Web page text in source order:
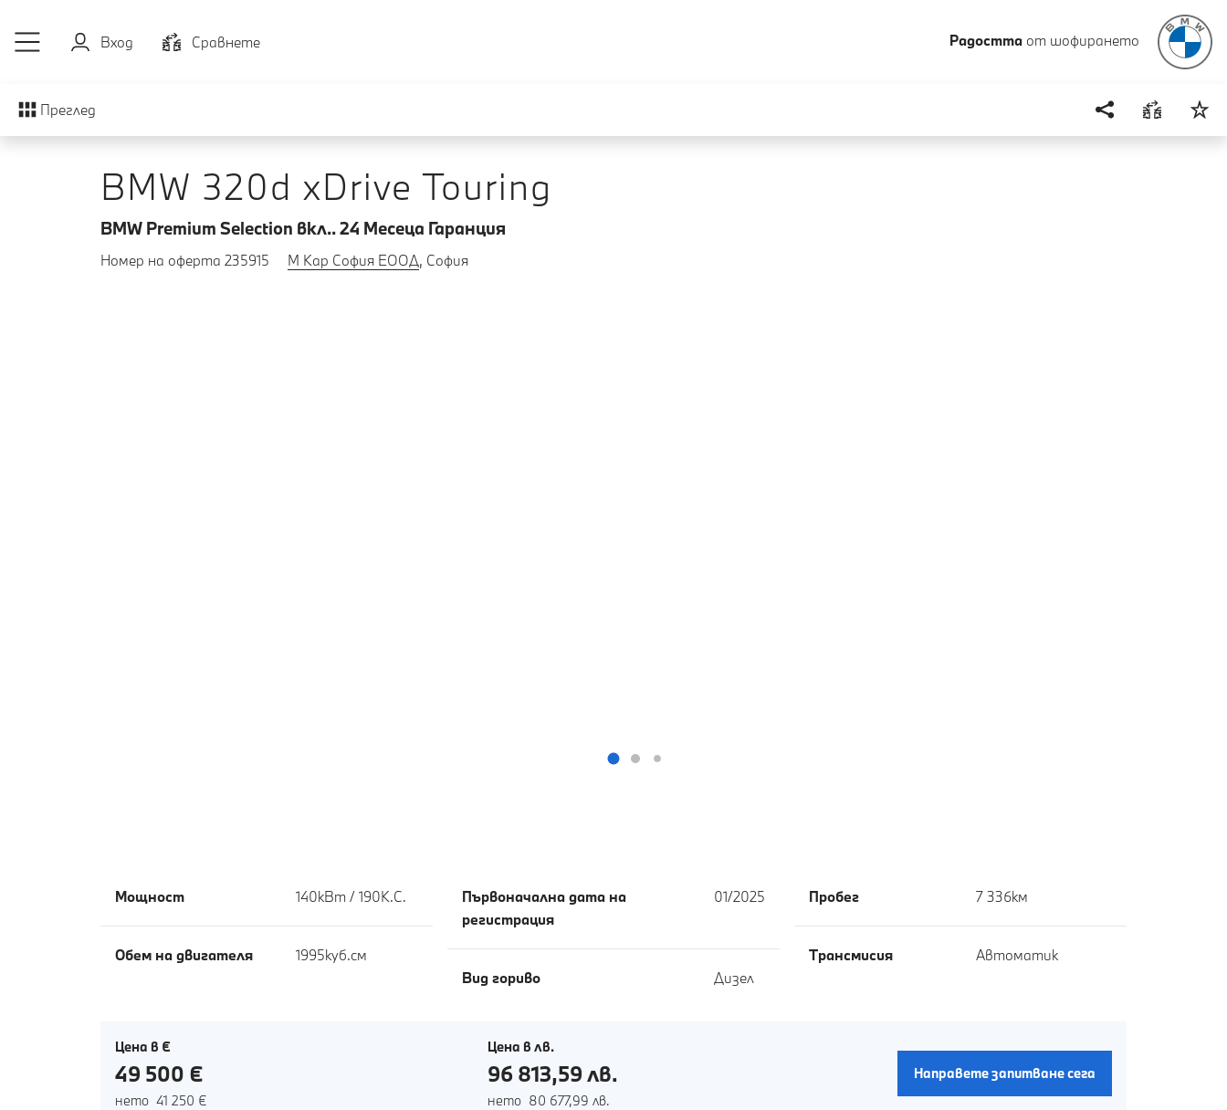
Вход
Cравнете Радостта от шофирането
Преглед
BMW 320d xDrive Touring
BMW Premium Selection вкл.. 24 Mесеца Гаранция
Номер на оферта 235915 М Кар София ЕООД, София
Мощност 140кВт / 190К.С.
Обем на двигателя 1995куб.cм
Първоначална дата на
регистрация
01/2025
Вид гориво Дизел
Пробег 7 336км
Tрансмисия Автоматик
Цена в €
49 500 €
нето 41 250 €
Цена в лв.
96 813,59 лв.
нето 80 677,99 лв.
Направете запитване сега